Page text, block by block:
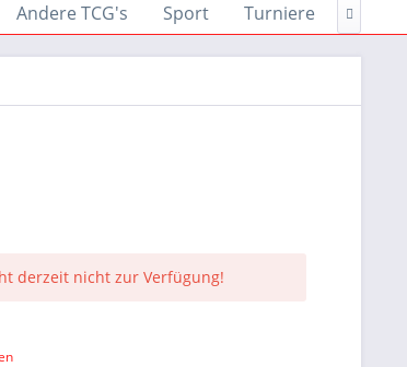
Andere TCG's Sport Turniere 
derzeit nicht zur Verfügung!